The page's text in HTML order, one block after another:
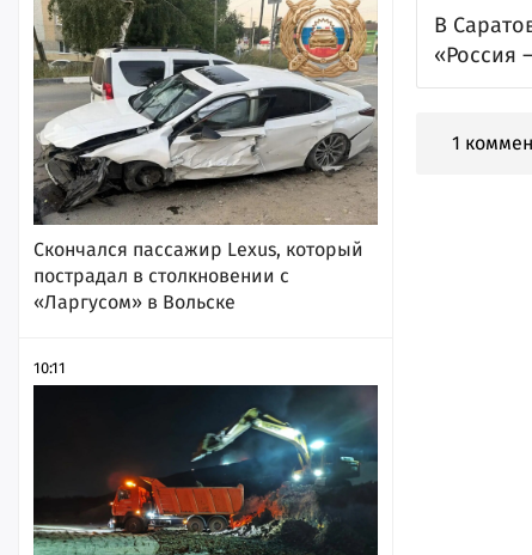
Скончался пассажир Lexus, который
пострадал в столкновении с
«Ларгусом» в Вольске
10:11
В
«Россия
1